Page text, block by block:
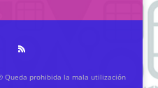
Queda prohibida la mala utilización